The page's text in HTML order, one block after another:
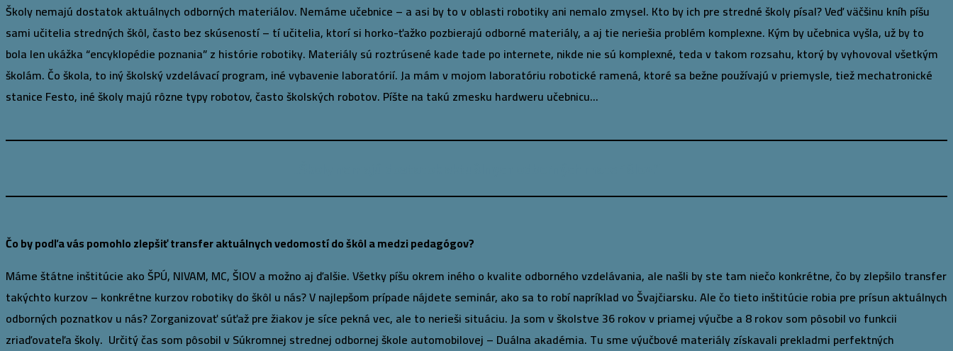
Školy nemajú dostatok aktuálnych odborných materiálov. Nemáme učebnice – a asi by to v oblasti robotiky ani nemalo zmysel. Kto by ich pre stredné školy písal? Veď väčšinu kníh píšu
sami učitelia stredných škôl, často bez skúseností – tí učitelia, ktorí si horko-ťažko pozbierajú odborné materiály, a aj tie neriešia problém komplexne. Kým by učebnica vyšla, už by to
bola len ukážka “encyklopédie poznania” z histórie robotiky. Materiály sú roztrúsené kade tade po internete, nikde nie sú komplexné, teda v takom rozsahu, ktorý by vyhovoval všetkým
školám. Čo škola, to iný školský vzdelávací program, iné vybavenie laboratórií. Ja mám v mojom laboratóriu robotické ramená, ktoré sa bežne používajú v priemysle, tiež mechatronické
stanice Festo, iné školy majú rôzne typy robotov, často školských robotov. Píšte na takú zmesku hardweru učebnicu…
Čo by podľa vás pomohlo zlepšiť transfer aktuálnych vedomostí do škôl a medzi pedagógov?
Máme štátne inštitúcie ako ŠPÚ, NIVAM, MC, ŠIOV a možno aj ďalšie. Všetky píšu okrem iného o kvalite odborného vzdelávania, ale našli by ste tam niečo konkrétne, čo by zlepšilo transfer
takýchto kurzov – konkrétne kurzov robotiky do škôl u nás? V najlepšom prípade nájdete seminár, ako sa to robí napríklad vo Švajčiarsku. Ale čo tieto inštitúcie robia pre prísun aktuálnych
odborných poznatkov u nás? Zorganizovať súťaž pre žiakov je síce pekná vec, ale to nerieši situáciu. Ja som v školstve 36 rokov v priamej výučbe a 8 rokov som pôsobil vo funkcii
zriaďovateľa školy. Určitý čas som pôsobil v Súkromnej strednej odbornej škole automobilovej – Duálna akadémia. Tu sme výučbové materiály získavali prekladmi perfektných